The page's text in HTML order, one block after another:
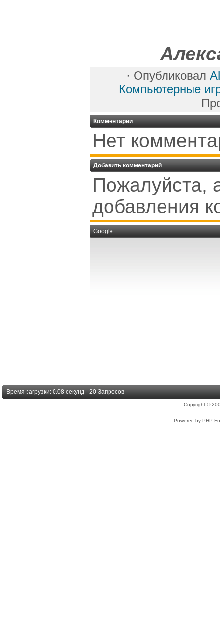
· Опубликовал
Компьютерные
Комментарии
Нет
Добавить комментарий
Пожалуйста,
добавления
Google
Время загрузки: 0.08 секунд - 20 Запросов
Copyright ©
Powered by PHP-